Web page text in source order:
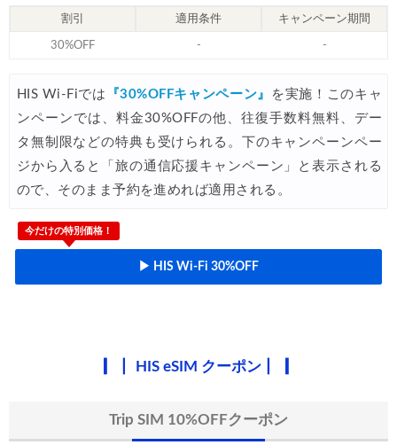
Trip.com) 海外航空券(香港) 最大5,000円OFFクーポン
エアトリ) 海外航空券 最大3,000円OFFクーポン
06/26 HIS) 海外航空券 2,000円OFFクーポン
06/26 HIS) 海外航空券タイムセール
06/25 Trip.com) 海外航空券(アジア) 6,900円~
Trip.com) 航空券＋ホテル 最大5,000円OFFクーポン
楽天トラベル) 海外ツアー 最大30,000円OFFクーポン
HIS) 海外航空券 2,000円OFFクーポン
割引 適用条件 キャンペーン期間
30%OFF - -
HIS Wi-Fiでは 『30%OFFキャンペーン』
を実施！このキャ
ンペーンでは、料金30%OFFの他、往復手数料無料、デー
タ無制限などの特典も受けられる。下のキャンペーンペー
ジから入ると「旅の通信応援キャンペーン」と表示される
ので、そのまま予約を進めれば適用される。
今だけの特別価格！
▶ HIS Wi-Fi 30%OFF
HIS eSIM クーポン
Trip SIM 10%OFFクーポン